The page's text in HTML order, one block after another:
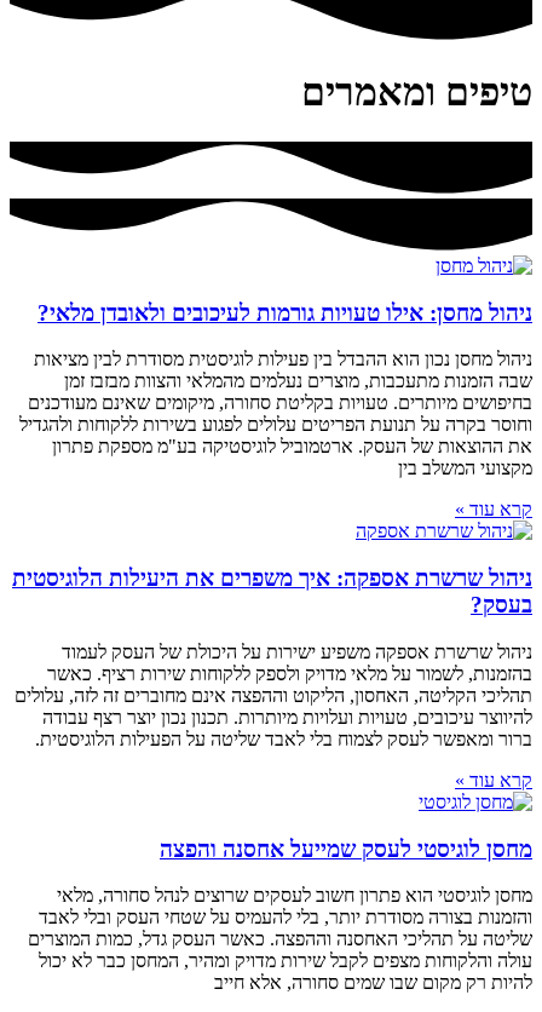
טיפים ומאמרים
ניהול מחסן: אילו טעויות גורמות לעיכובים ולאובדן מלאי?
ניהול מחסן נכון הוא ההבדל בין פעילות לוגיסטית מסודרת לבין מציאות
שבה הזמנות מתעכבות, מוצרים נעלמים מהמלאי והצוות מבזבז זמן
בחיפושים מיותרים. טעויות בקליטת סחורה, מיקומים שאינם מעודכנים
וחוסר בקרה על תנועת הפריטים עלולים לפגוע בשירות ללקוחות ולהגדיל
את ההוצאות של העסק. ארטמוביל לוגיסטיקה בע"מ מספקת פתרון
מקצועי המשלב בין
קרא עוד »
ניהול שרשרת אספקה: איך משפרים את היעילות הלוגיסטית
בעסק?
ניהול שרשרת אספקה משפיע ישירות על היכולת של העסק לעמוד
בהזמנות, לשמור על מלאי מדויק ולספק ללקוחות שירות רציף. כאשר
תהליכי הקליטה, האחסון, הליקוט וההפצה אינם מחוברים זה לזה, עלולים
להיווצר עיכובים, טעויות ועלויות מיותרות. תכנון נכון יוצר רצף עבודה
ברור ומאפשר לעסק לצמוח בלי לאבד שליטה על הפעילות הלוגיסטית.
קרא עוד »
מחסן לוגיסטי לעסק שמייעל אחסנה והפצה
מחסן לוגיסטי הוא פתרון חשוב לעסקים שרוצים לנהל סחורה, מלאי
והזמנות בצורה מסודרת יותר, בלי להעמיס על שטחי העסק ובלי לאבד
שליטה על תהליכי האחסנה וההפצה. כאשר העסק גדל, כמות המוצרים
עולה והלקוחות מצפים לקבל שירות מדויק ומהיר, המחסן כבר לא יכול
להיות רק מקום שבו שמים סחורה, אלא חייב